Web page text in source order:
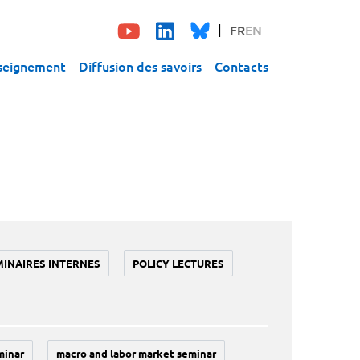
FREN
Diffusion des savoirs Contacts
INTERNES POLICY LECTURES
macro and labor market seminar